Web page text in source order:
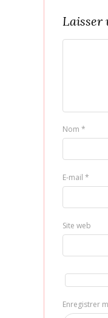
Laisser
Nom *
E-mail *
Site web
Enregistrer